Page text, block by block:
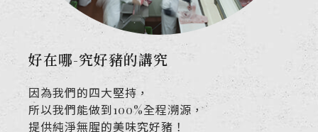
好在哪-究好豬的講究
因為我們的四大堅持，
所以我們能做到100%全程溯源，
提供純淨無腥的美味究好豬！